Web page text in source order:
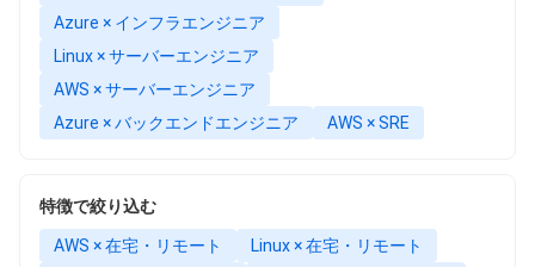
Azure × インフラエンジニア
Linux × サーバーエンジニア
AWS × サーバーエンジニア
Azure × バックエンドエンジニア
AWS × SRE
特徴で絞り込む
AWS × 在宅・リモート
Linux × 在宅・リモート